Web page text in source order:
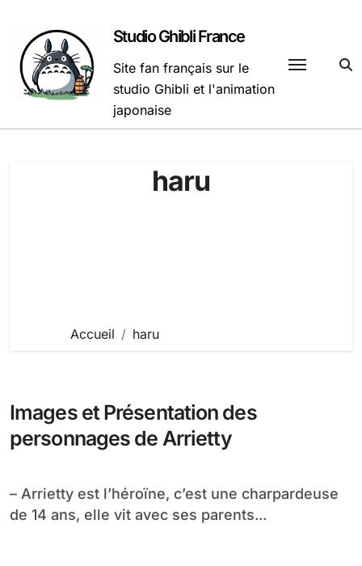
contenu
Studio Ghibli France
Site fan français sur le
studio Ghibli et l'animation
japonaise
haru
Accueil haru
Images et Présentation des
personnages de Arrietty
– Arrietty est l’héroïne, c’est une charpardeuse
de 14 ans, elle vit avec ses parents...